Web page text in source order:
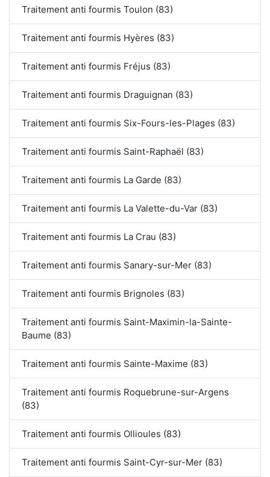
Traitement anti fourmis Toulon (83)
Traitement anti fourmis Hyères (83)
Traitement anti fourmis Fréjus (83)
Traitement anti fourmis Draguignan (83)
Traitement anti fourmis Six-Fours-les-Plages (83)
Traitement anti fourmis Saint-Raphaël (83)
Traitement anti fourmis La Garde (83)
Traitement anti fourmis La Valette-du-Var (83)
Traitement anti fourmis La Crau (83)
Traitement anti fourmis Sanary-sur-Mer (83)
Traitement anti fourmis Brignoles (83)
Traitement anti fourmis Saint-Maximin-la-Sainte-
Baume (83)
Traitement anti fourmis Sainte-Maxime (83)
Traitement anti fourmis Roquebrune-sur-Argens
(83)
Traitement anti fourmis Ollioules (83)
Traitement anti fourmis Saint-Cyr-sur-Mer (83)